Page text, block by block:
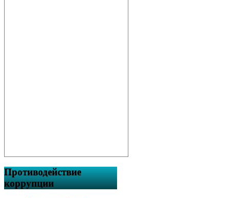
Противодействие
коррупции